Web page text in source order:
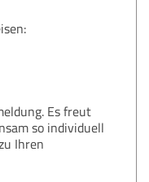
Es freut
so individuell
Ihren